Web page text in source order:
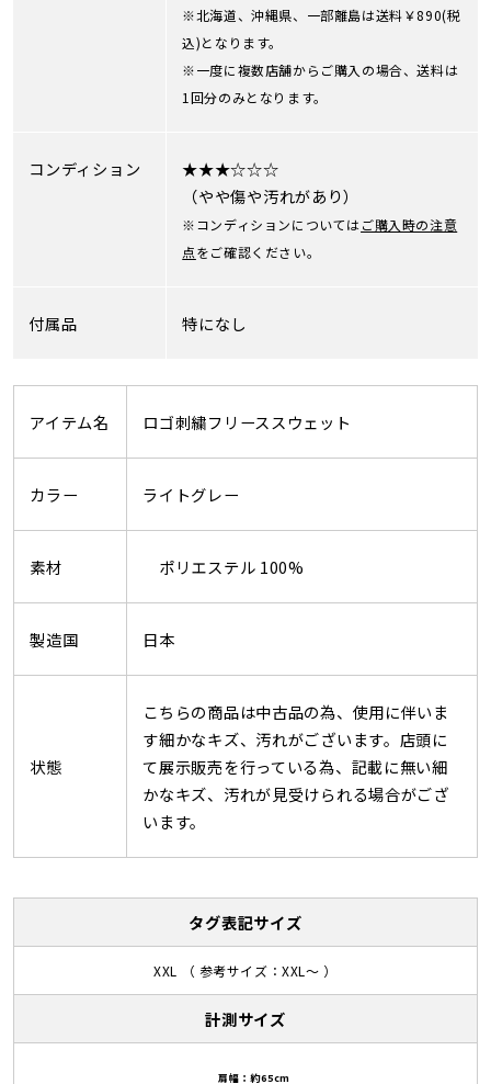
※北海道、沖縄県、一部離島は送料￥890(税
込)となります。
※一度に複数店舗からご購入の場合、送料は
1回分のみとなります。
コンディション
★★★☆☆☆
（やや傷や汚れがあり）
※コンディションについてはご購入時の注意
点をご確認ください。
付属品 特になし
アイテム名 ロゴ刺繍フリーススウェット
カラー ライトグレー
素材 ポリエステル 100%
製造国 日本
状態
こちらの商品は中古品の為、使用に伴いま
す細かなキズ、汚れがございます。店頭に
て展示販売を行っている為、記載に無い細
かなキズ、汚れが見受けられる場合がござ
います。
タグ表記サイズ
XXL （ 参考サイズ：XXL～ ）
計測サイズ
肩幅：約65cm